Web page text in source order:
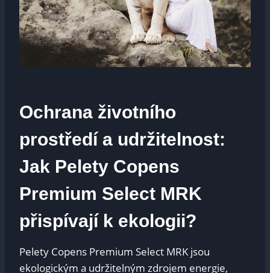
Ochrana životního
prostředí⁣ a​ udržitelnost:
Jak Pelety‌ Copens
Premium Select MRK
přispívají k ⁣ekologii?
Pelety​ Copens Premium Select MRK jsou​
ekologickým a‍ udržitelným zdrojem energie,⁤